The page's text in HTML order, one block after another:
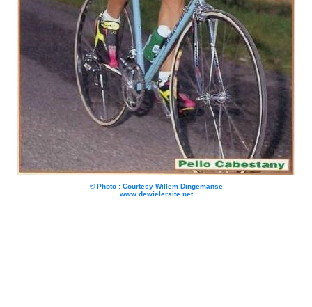
© Photo : Courtesy Willem Dingemanse
www.dewielersite.net